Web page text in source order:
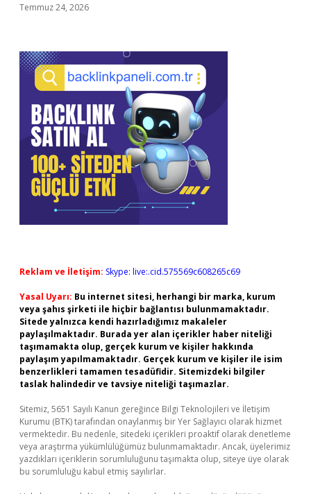
Temmuz 24, 2026
Reklam ve İletişim: Skype: live:.cid.575569c608265c69
Yasal Uyarı: Bu internet sitesi, herhangi bir marka, kurum
veya şahıs şirketi ile hiçbir bağlantısı bulunmamaktadır.
Sitede yalnızca kendi hazırladığımız makaleler
paylaşılmaktadır. Burada yer alan içerikler haber niteliği
taşımamakta olup, gerçek kurum ve kişiler hakkında
paylaşım yapılmamaktadır. Gerçek kurum ve kişiler ile isim
benzerlikleri tamamen tesadüfidir. Sitemizdeki bilgiler
taslak halindedir ve tavsiye niteliği taşımazlar.
Sitemiz, 5651 Sayılı Kanun gereğince Bilgi Teknolojileri ve İletişim
Kurumu (BTK) tarafından onaylanmış bir Yer Sağlayıcı olarak hizmet
vermektedir. Bu nedenle, sitedeki içerikleri proaktif olarak denetleme
veya araştırma yükümlülüğümüz bulunmamaktadır. Ancak, üyelerimiz
yazdıkları içeriklerin sorumluluğunu taşımakta olup, siteye üye olarak
bu sorumluluğu kabul etmiş sayılırlar.